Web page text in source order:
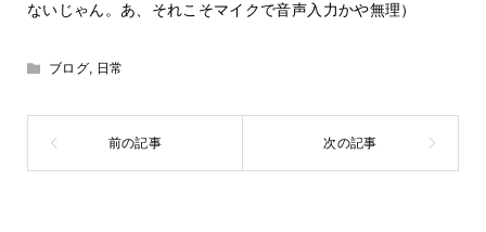
ないじゃん。あ、それこそマイクで音声入力かや無理）
ブログ, 日常